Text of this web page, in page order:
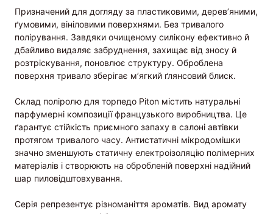
Призначений для догляду за пластиковими, дерев’яними,
ґумовими, вініловими поверхнями. Без тривалого
полірування. Завдяки очищеному силікону ефективно й
дбайливо видаляє забруднення, захищає від зносу й
розтріскування, поновлює структуру. Оброблена
поверхня тривало зберігає м’ягкий ґлянсовий блиск.
Склад поліролю для торпедо Piton містить натуральні
парфумерні композиції французького виробництва. Це
ґарантує стійкість приємного запаху в салоні автівки
протягом тривалого часу. Антистатичні мікродомішки
значно зменшують статичну електроізоляцію полімерних
матеріалів і створюють на обробленій поверхні надійний
шар пиловідштовхування.
Серія репрезентує різноманіття ароматів. Вид аромату